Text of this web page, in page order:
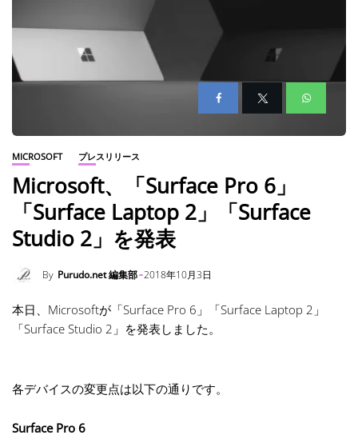
MICROSOFT プレスリリース
Microsoft、「Surface Pro 6」
「Surface Laptop 2」「Surface
Studio 2」を発表
By Purudo.net 編集部 2018年10月3日
本日、Microsoftが「Surface Pro 6」「Surface Laptop 2」
「Surface Studio 2」を発表しました。
各デバイスの変更点は以下の通りです。
Surface Pro 6